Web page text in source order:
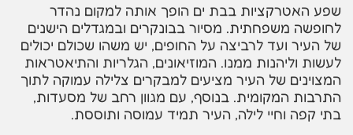
שפע האטרקציות בבת ים הופך אותה למקום נהדר
לחופשה משפחתית. מסיור בבונקרים ובמגדלים הישנים
של העיר ועד לרביצה על החופים, יש משהו שכולם יכולים
לעשות וליהנות ממנו. המוזיאונים, הגלריות והתיאטראות
המצוינים של העיר מציעים למבקרים צלילה עמוקה לתוך
התרבות המקומית. בנוסף, עם מגוון רחב של מסעדות,
בתי קפה וחיי לילה, העיר תמיד עמוסה ותוססת.